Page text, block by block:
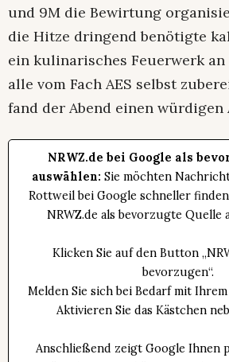
und 9M die Bewirtung
die Hitze dringend benötigte
ein kulinarisches Feuerwerk an
alle vom Fach AES selbst
fand der Abend einen würdigen
NRWZ.de bei Google als
auswählen: Sie möchten
Rottweil bei Google schneller
NRWZ.de als bevorzugte Quelle
Klicken Sie auf den Button
bevorzugen“.
Melden Sie sich bei Bedarf mit
Aktivieren Sie das Kästchen
Anschließend zeigt Google Ihnen